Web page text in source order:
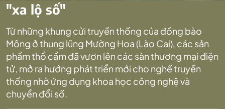
"xa lộ số"
Từ những khung cửi truyền thống của đồng bào
Mông ở thung lũng Mường Hoa (Lào Cai), các sản
phẩm thổ cẩm đã vươn lên các sàn thương mại điện
tử, mở ra hướng phát triển mới cho nghề truyền
thống nhờ ứng dụng khoa học công nghệ và
chuyển đổi số.